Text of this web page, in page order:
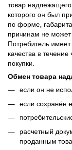
товар
которого он был
по форме,
причинам не
Потребитель
качества в
покупки.
Обмен товара
если он не
если сохранён
расчетный
проданным